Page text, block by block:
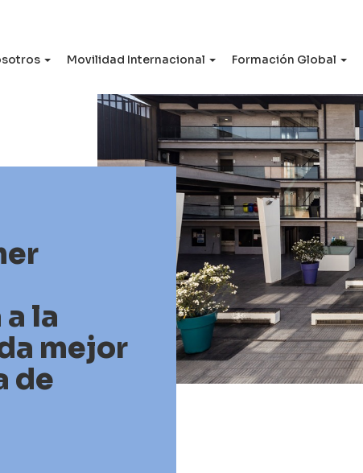
Movilidad Internacional Formación Global
la
mejor
de